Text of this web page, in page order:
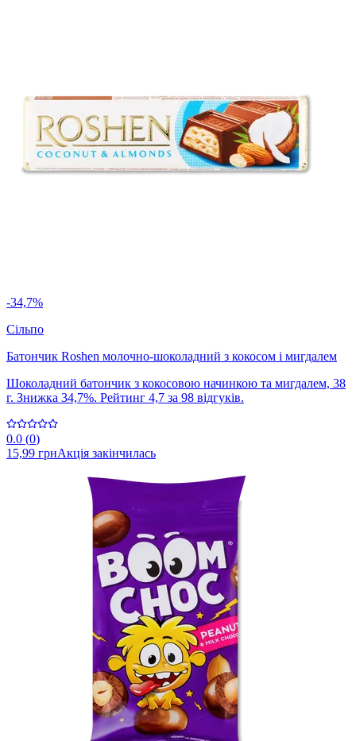
-34,7%
Сільпо
Батончик Roshen молочно-шоколадний з кокосом і мигдалем
Шоколадний батончик з кокосовою начинкою та мигдалем, 38
г. Знижка 34,7%. Рейтинг 4,7 за 98 відгуків.
0.0 (0)
15,99 грнАкція закінчилась